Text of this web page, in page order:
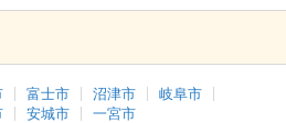
富士市 沼津市
岐阜市
安城市 一宮市